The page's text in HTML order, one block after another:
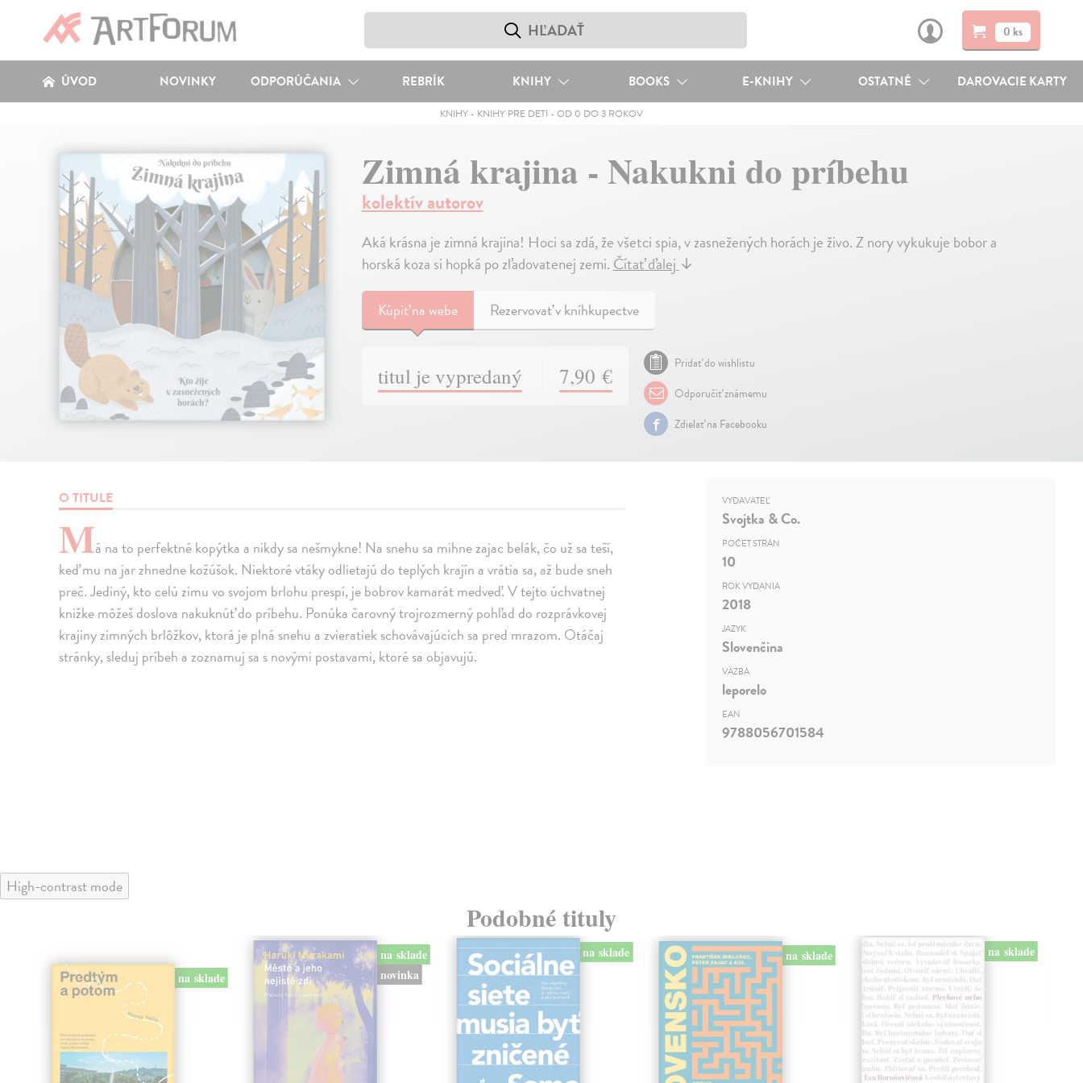
0 ks
ÚVOD NOVINKY ODPORÚČANIA REBRÍK KNIHY BOOKS E-KNIHY OSTATNÉ DAROVACIE KARTY
KNIHY- KNIHY PRE DETI - OD 0 DO 3 ROKOV
Zimná krajina - Nakukni do príbehu
kolektív autorov
Aká krásna je zimná krajina! Hoci sa zdá, že všetci spia, v zasnežených horách je živo. Z nory vykukuje bobor a
horská koza si hopká po zľadovatenej zemi.Čítať ďalej↓
Kúpiťna webe Rezervovať v kníhkupectve
titul je vypredaný 7,90 €
Pridať do wishlistu
Odporučiť známemu
Zdielať na Facebooku
O TITULE
Má na to perfektné kopýtka a nikdy sa nešmykne! Na snehu sa mihne zajac belák, čo už sa teší,
keď mu na jar zhnedne kožúšok. Niektoré vtáky odlietajú do teplých krajín a vrátia sa, až bude sneh
preč. Jediný, kto celú zimu vo svojom brlohu prespí, je bobrov kamarát medveď. V tejto úchvatnej
knižke môžeš doslova nakuknúť do príbehu. Ponúka čarovný trojrozmerný pohľad do rozprávkovej
krajiny zimných brlôžkov, ktorá je plná snehu a zvieratiek schovávajúcich sa pred mrazom. Otáčaj
stránky, sleduj príbeh a zoznamuj sa s novými postavami, ktoré sa objavujú.
VYDAVATEĽ
Svojtka & Co.
POČET STRÁN
10
ROK VYDANIA
2018
JAZYK
Slovenčina
VÄZBA
leporelo
EAN
9788056701584
High-contrast mode
Podobné tituly
na sklade
na sklade
novinka
na sklade na sklade na sklade